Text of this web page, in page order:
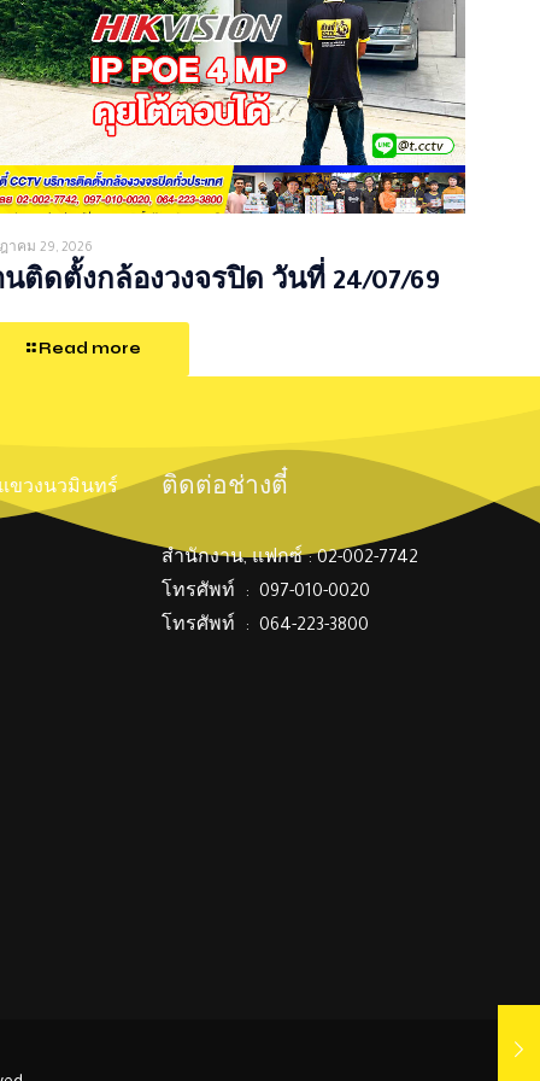
าคม 29, 2026
นติดตั้งกล้องวงจรปิด วันที่ 24/07/69
Read more
แขวงนวมินทร์ ติดต่อช่างตี๋
สำนักงาน, แฟกซ์ : 02-002-7742
โทรศัพท์ : 097-010-0020
โทรศัพท์ : 064-223-3800